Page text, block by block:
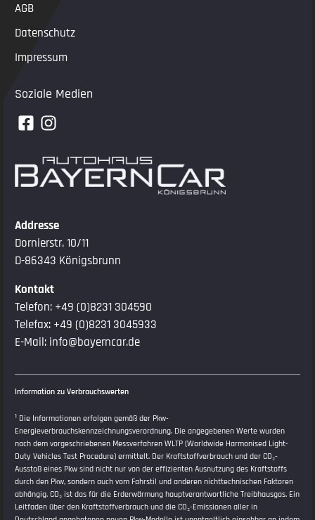
Addresse
Dornierstr. 10/11
D-86343 Königsbrunn
Kontakt
Telefon: +49 (0)8231 304590
Telefax: +49 (0)8231 3045933
E-Mail: info@bayerncar.de
AGB
Datenschutz
Impressum
Soziale Medien
Information zu Verbrauchswerten
1 Die Informationen erfolgen gemäß der Pkw-
Energieverbrauchskennzeichnungsverordnung. Die angegebenen Werte wurden
nach dem vorgeschriebenen Messverfahren WLTP (Worldwide Harmonised Light-
Duty Vehicles Test Procedure) ermittelt. Der Kraftstoffverbrauch und der CO₂-
Ausstoß eines Pkw sind nicht nur von der effizienten Ausnutzung des Kraftstoffs
durch den Pkw, sondern auch vom Fahrstil und anderen nichttechnischen Faktoren
abhängig. CO₂ ist das für die Erderwärmung hauptverantwortliche Treibhausgas. Ein
Leitfaden über den Kraftstoffverbrauch und die CO₂-Emissionen aller in